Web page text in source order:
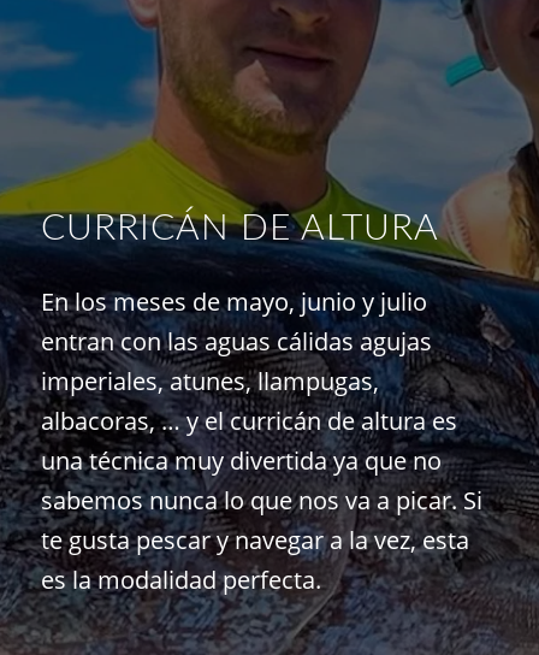
CURRICÁN DE ALTURA
En los meses de mayo, junio y julio
entran con las aguas cálidas agujas
imperiales, atunes, llampugas,
albacoras, … y el curricán de altura es
una técnica muy divertida ya que no
sabemos nunca lo que nos va a picar. Si
te gusta pescar y navegar a la vez, esta
es la modalidad perfecta.